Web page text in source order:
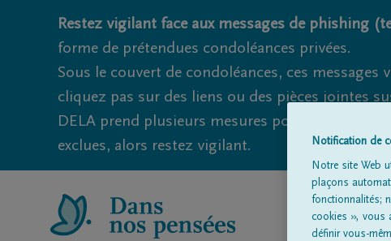
Restez vigilant face aux messages de phishing
forme de prétendues condoléances privées.
Sous le couvert de condoléances, ces
cliquez pas sur des liens ou des pièces jointes
DELA prend plusieurs mesures pour éviter
exclues, alors restez vigilant.
Notification de
Notre site Web
plaçons
fonctionnalités;
cookies », vous
définir vous-